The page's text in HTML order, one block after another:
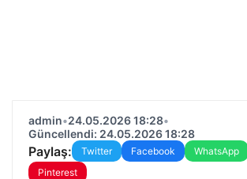
admin•24.05.2026 18:28•
Güncellendi: 24.05.2026 18:28
Paylaş: Twitter Facebook WhatsApp
Pinterest